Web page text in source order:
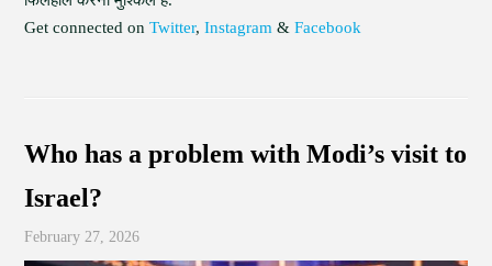
Get connected onTwitter,Instagram &Facebook
Who has a problem with Modi’s visit to
Israel?
February 27, 2026